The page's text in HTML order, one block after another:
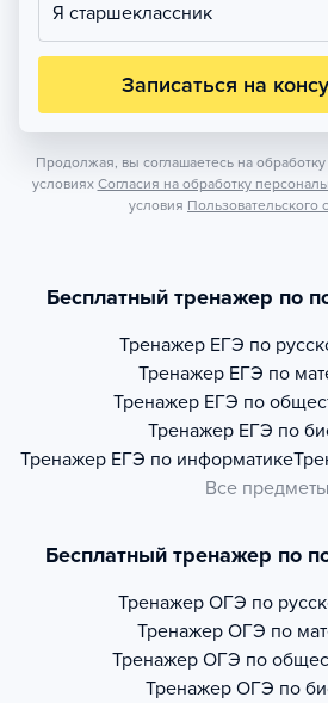
Я старшеклассник
Записаться на
Продолжая, вы соглашаетесь на
условиях Согласия на обработку
условия Пользовательского
Бесплатный тренажер по
Тренажер ЕГЭ по
Тренажер ЕГЭ по
Тренажер ЕГЭ по
Тренажер ЕГЭ по
Тренажер ЕГЭ по информатике
Все предметы
Бесплатный тренажер по
Тренажер ОГЭ по
Тренажер ОГЭ по
Тренажер ОГЭ по
Тренажер ОГЭ по